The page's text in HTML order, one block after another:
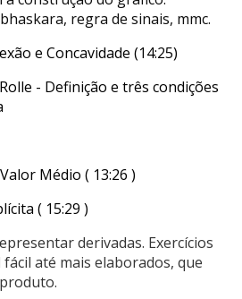
regra de sinais, mmc.
e Concavidade (14:25)
- Definição e três condições
Médio ( 13:26 )
( 15:29 )
derivadas. Exercícios
até mais elaborados, que